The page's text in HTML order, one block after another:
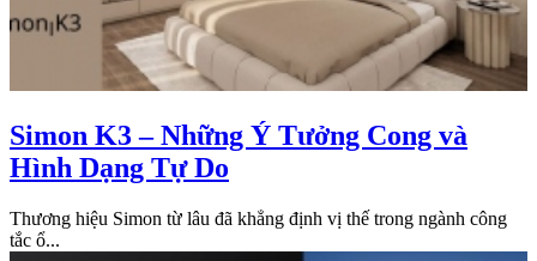
Simon K3 – Những Ý Tưởng Cong và
Hình Dạng Tự Do
Thương hiệu Simon từ lâu đã khẳng định vị thế trong ngành công
tắc ổ...